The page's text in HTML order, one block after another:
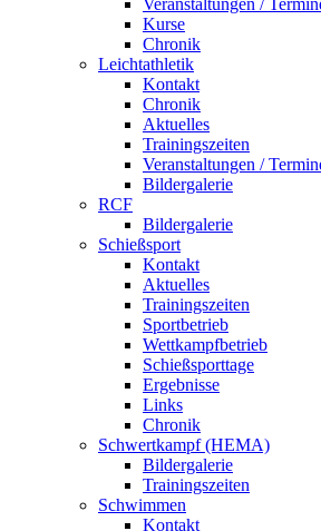
Veranstaltungen /
Kurse
Chronik
Leichtathletik
Kontakt
Chronik
Aktuelles
Trainingszeiten
Veranstaltungen /
Bildergalerie
RCF
Bildergalerie
Schießsport
Kontakt
Aktuelles
Trainingszeiten
Sportbetrieb
Wettkampfbetrieb
Schießsporttage
Ergebnisse
Links
Chronik
Schwertkampf (HEMA)
Bildergalerie
Trainingszeiten
Schwimmen
Kontakt